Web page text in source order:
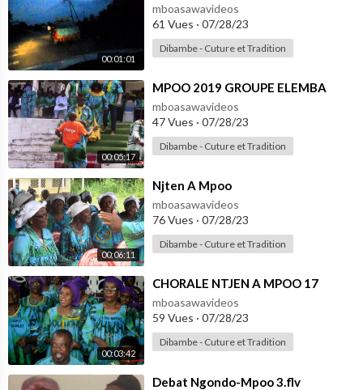
00:01:01
mboasawavideos
61 Vues · 07/28/23
Dibambe - Cuture et Tradition
00:05:17
⁣MPOO 2019 GROUPE ELEMBA
mboasawavideos
47 Vues · 07/28/23
Dibambe - Cuture et Tradition
00:06:11
⁣Njten A Mpoo
mboasawavideos
76 Vues · 07/28/23
Dibambe - Cuture et Tradition
00:03:42
⁣CHORALE NTJEN A MPOO 17
mboasawavideos
59 Vues · 07/28/23
Dibambe - Cuture et Tradition
⁣Debat Ngondo-Mpoo 3.flv